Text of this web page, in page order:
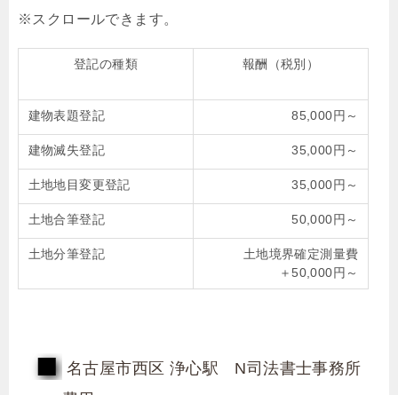
登記の種類 報酬（税別）
建物表題登記 85,000円～
建物滅失登記 35,000円～
土地地目変更登記 35,000円～
土地合筆登記 50,000円～
土地分筆登記
土地境界確定測量費
＋50,000円～
名古屋市西区 浄心駅 N司法書士事務所